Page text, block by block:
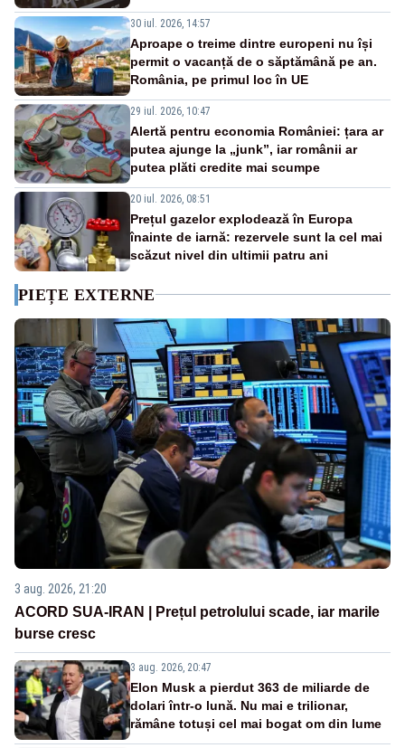
30 iul. 2026, 14:57
Aproape o treime dintre europeni nu își
permit o vacanță de o săptămână pe an.
România, pe primul loc în UE
29 iul. 2026, 10:47
Alertă pentru economia României: țara ar
putea ajunge la „junk”, iar românii ar
putea plăti credite mai scumpe
20 iul. 2026, 08:51
Prețul gazelor explodează în Europa
înainte de iarnă: rezervele sunt la cel mai
scăzut nivel din ultimii patru ani
PIEȚE EXTERNE
3 aug. 2026, 21:20
ACORD SUA-IRAN | Prețul petrolului scade, iar marile
burse cresc
3 aug. 2026, 20:47
Elon Musk a pierdut 363 de miliarde de
dolari într-o lună. Nu mai e trilionar,
rămâne totuși cel mai bogat om din lume